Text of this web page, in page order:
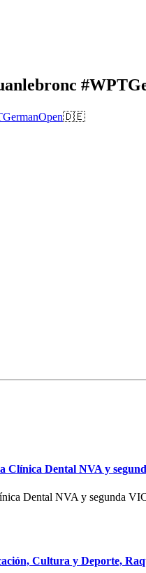
🇩🇪
Dental NVA y
Dental NVA y segunda
Cultura y Deporte,